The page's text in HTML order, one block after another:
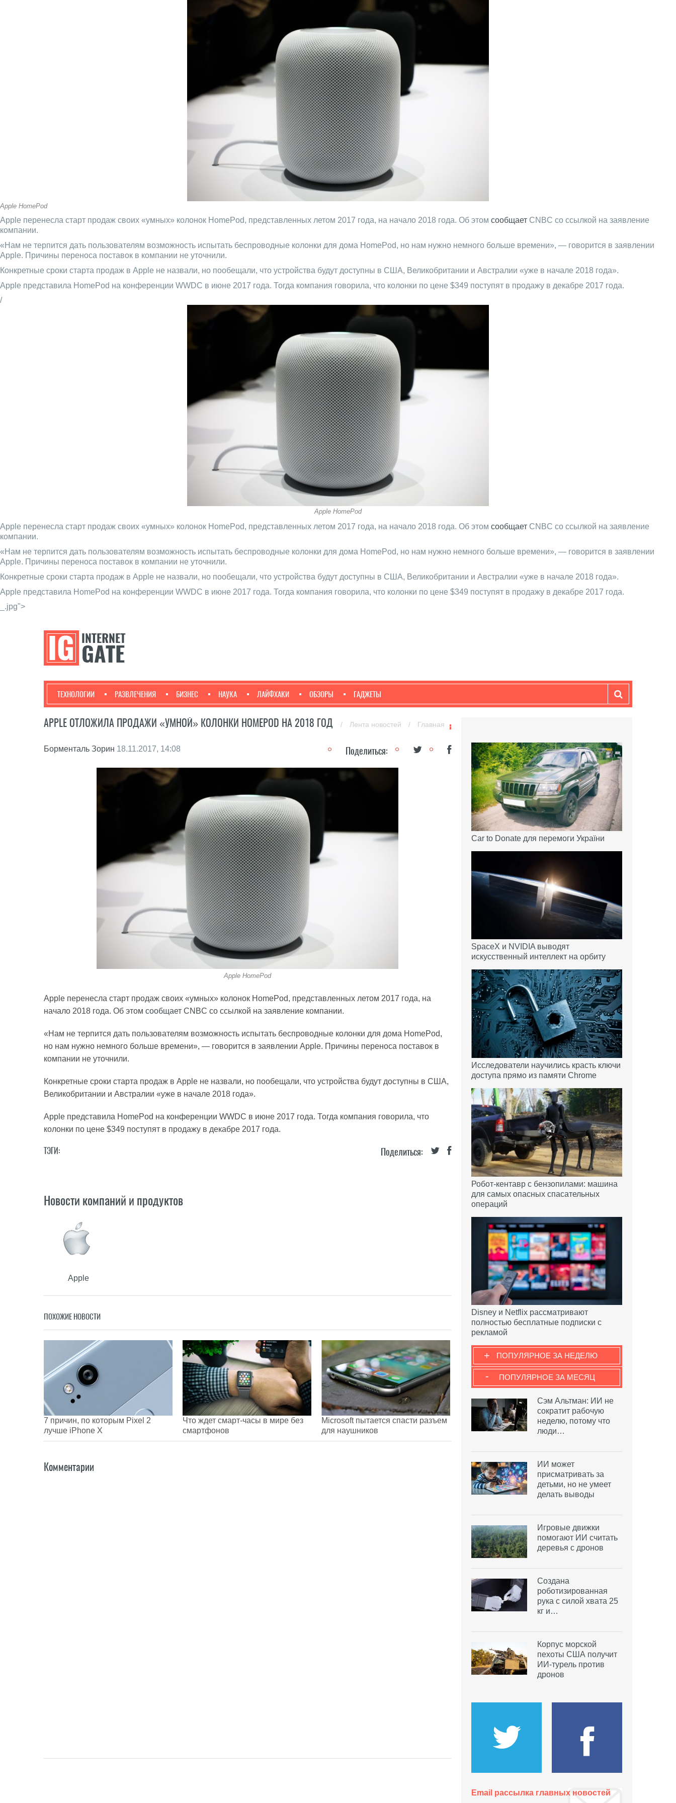
Apple HomePod
Apple перенесла старт продаж своих «умных» колонок HomePod, представленных летом 2017 года, на начало 2018 года. Об этом сообщает CNBC со ссылкой на заявление
компании.
«Нам не терпится дать пользователям возможность испытать беспроводные колонки для дома HomePod, но нам нужно немного больше времени», — говорится в заявлении
Apple. Причины переноса поставок в компании не уточнили.
Конкретные сроки старта продаж в Apple не назвали, но пообещали, что устройства будут доступны в США, Великобритании и Австралии «уже в начале 2018 года».
Apple представила HomePod на конференции WWDC в июне 2017 года. Тогда компания говорила, что колонки по цене $349 поступят в продажу в декабре 2017 года.
/
Apple HomePod
Apple перенесла старт продаж своих «умных» колонок HomePod, представленных летом 2017 года, на начало 2018 года. Об этом сообщает CNBC со ссылкой на заявление
компании.
«Нам не терпится дать пользователям возможность испытать беспроводные колонки для дома HomePod, но нам нужно немного больше времени», — говорится в заявлении
Apple. Причины переноса поставок в компании не уточнили.
Конкретные сроки старта продаж в Apple не назвали, но пообещали, что устройства будут доступны в США, Великобритании и Австралии «уже в начале 2018 года».
Apple представила HomePod на конференции WWDC в июне 2017 года. Тогда компания говорила, что колонки по цене $349 поступят в продажу в декабре 2017 года.
_.jpg">
ТЕХНОЛОГИИ РАЗВЛЕЧЕНИЯ БИЗНЕС НАУКА ЛАЙФХАКИ ОБЗОРЫ ГАДЖЕТЫ
APPLE ОТЛОЖИЛА ПРОДАЖИ «УМНОЙ» КОЛОНКИ HOMEPOD НА 2018 ГОД / Лента новостей / Главная
Борменталь Зорин 18.11.2017, 14:08 Поделиться:
Apple HomePod
Apple перенесла старт продаж своих «умных» колонок HomePod, представленных летом 2017 года, на
начало 2018 года. Об этом сообщает CNBC со ссылкой на заявление компании.
«Нам не терпится дать пользователям возможность испытать беспроводные колонки для дома HomePod,
но нам нужно немного больше времени», — говорится в заявлении Apple. Причины переноса поставок в
компании не уточнили.
Конкретные сроки старта продаж в Apple не назвали, но пообещали, что устройства будут доступны в США,
Великобритании и Австралии «уже в начале 2018 года».
Apple представила HomePod на конференции WWDC в июне 2017 года. Тогда компания говорила, что
колонки по цене $349 поступят в продажу в декабре 2017 года.
Поделиться:
ТЭГИ:
Новости компаний и продуктов
Apple
ПОХОЖИЕ НОВОСТИ
7 причин, по которым Pixel 2
лучше iPhone X
Что ждет смарт-часы в мире без
смартфонов
Microsoft пытается спасти разъем
для наушников
Комментарии
Car to Donate для перемоги України
SpaceX и NVIDIA выводят
искусственный интеллект на орбиту
Исследователи научились красть ключи
доступа прямо из памяти Chrome
Робот-кентавр с бензопилами: машина
для самых опасных спасательных
операций
Disney и Netflix рассматривают
полностью бесплатные подписки с
рекламой
ПОПУЛЯРНОЕ ЗА НЕДЕЛЮ
+
ПОПУЛЯРНОЕ ЗА МЕСЯЦ
-
Сэм Альтман: ИИ не
сократит рабочую
неделю, потому что
люди…
ИИ может
присматривать за
детьми, но не умеет
делать выводы
Игровые движки
помогают ИИ считать
деревья с дронов
Создана
роботизированная
рука с силой хвата 25
кг и…
Корпус морской
пехоты США получит
ИИ-турель против
дронов
Email рассылка главных новостей